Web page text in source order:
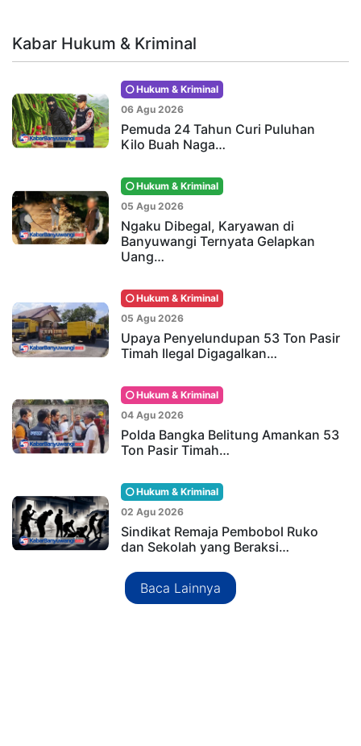
Kabar Hukum & Kriminal
Hukum & Kriminal
06 Agu 2026
Pemuda 24 Tahun Curi Puluhan
Kilo Buah Naga…
Hukum & Kriminal
05 Agu 2026
Ngaku Dibegal, Karyawan di
Banyuwangi Ternyata Gelapkan
Uang…
Hukum & Kriminal
05 Agu 2026
Upaya Penyelundupan 53 Ton Pasir
Timah Ilegal Digagalkan…
Hukum & Kriminal
04 Agu 2026
Polda Bangka Belitung Amankan 53
Ton Pasir Timah…
Hukum & Kriminal
02 Agu 2026
Sindikat Remaja Pembobol Ruko
dan Sekolah yang Beraksi…
Baca Lainnya